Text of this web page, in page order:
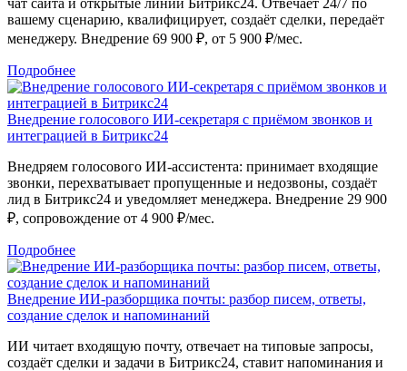
вашему сценарию, квалифицирует, создаёт сделки, передаёт
менеджеру. Внедрение 69 900 ₽, от 5 900 ₽/мес.
Подробнее
Внедрение голосового ИИ-секретаря с приёмом звонков и
интеграцией в Битрикс24
Внедряем голосового ИИ-ассистента: принимает входящие
звонки, перехватывает пропущенные и недозвоны, создаёт
лид в Битрикс24 и уведомляет менеджера. Внедрение 29 900
₽, сопровождение от 4 900 ₽/мес.
Подробнее
Внедрение ИИ-разборщика почты: разбор писем, ответы,
создание сделок и напоминаний
ИИ читает входящую почту, отвечает на типовые запросы,
создаёт сделки и задачи в Битрикс24, ставит напоминания и